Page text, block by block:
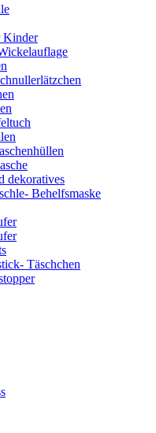
Kinder
dekoratives
Behelfsmaske
Täschchen